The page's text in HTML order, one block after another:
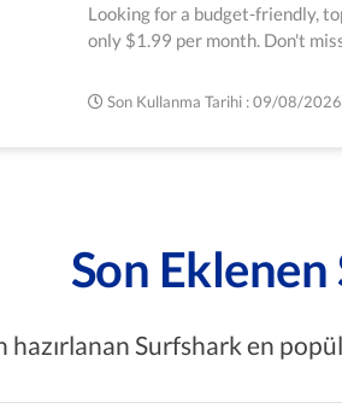
Looking for a budget-friendly,
only $1.99 per month. Don't
Son Kullanma Tarihi : 09/08/2026
Son
hazırlanan Surfshark en